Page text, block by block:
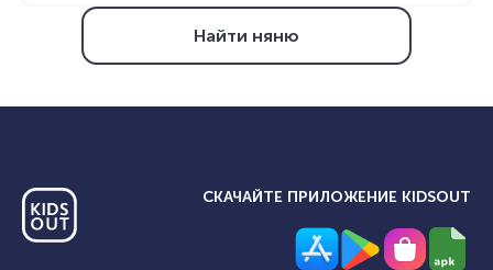
Найти няню
СКАЧАЙТЕ ПРИЛОЖЕНИЕ KIDSOUT